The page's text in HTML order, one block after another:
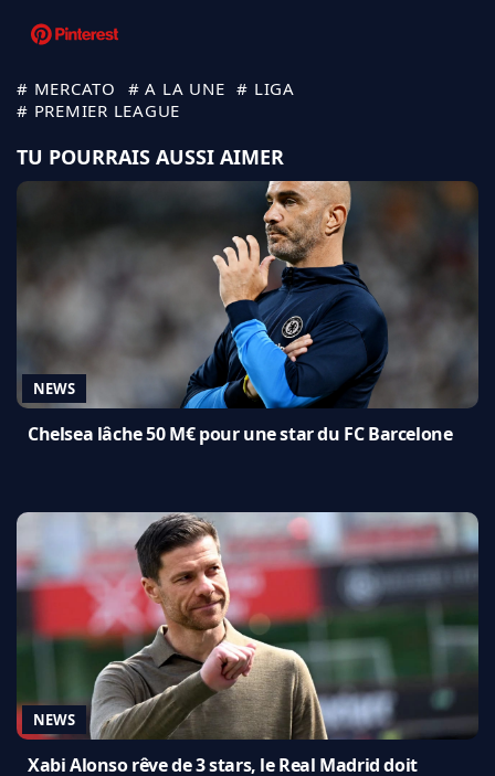
# MERCATO # A LA UNE # LIGA
# PREMIER LEAGUE
TU POURRAIS AUSSI AIMER
NEWS
Chelsea lâche 50 M€ pour une star du FC Barcelone
NEWS
Xabi Alonso rêve de 3 stars, le Real Madrid doit